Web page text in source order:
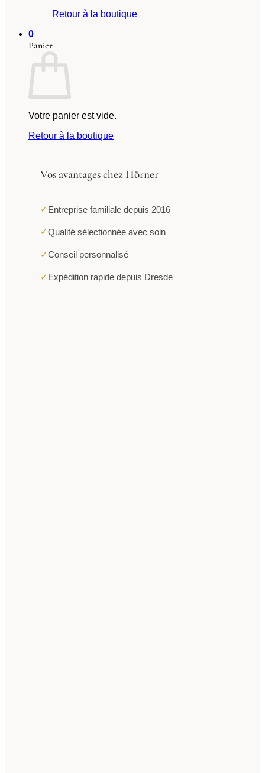
Retour à la boutique
0
Panier
Votre panier est vide.
Retour à la boutique
Vos avantages chez Hörner
✓ Entreprise familiale depuis 2016
✓Qualité sélectionnée avec soin
✓Conseil personnalisé
✓ Expédition rapide depuis Dresde